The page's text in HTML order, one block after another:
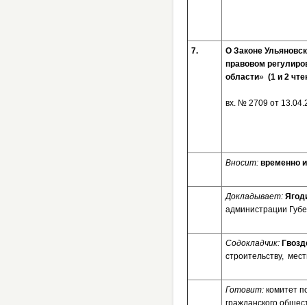
7.
О Законе
правовом
области» (1 и 2
вх. № 2709 от
Вносит: временно
Докладывает:
администрации
Содокладчик:
строительству,
Готовит: комитет
гражданского